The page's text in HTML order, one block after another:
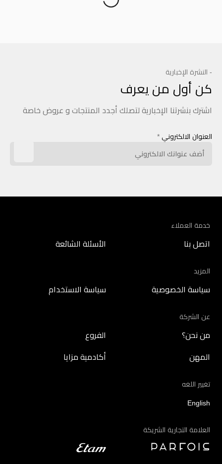
- النشرة الإخبارية
كن أول من يعرف
اشترك بنشرتنا الإخبارية لتصلك أجدد المنتجات و عروض خاصة
العنوان الالكتروني *
خدمة العملاء
اتصل بنا الأسئلة الشائعة
المزيد
سياسة الخصوصية سياسة الاستخدام
عن الشركة
من نحن؟ الفروع
المهن أكادمية مزايا
تغيير اللغه
English
العلامة التجارية الشريكة